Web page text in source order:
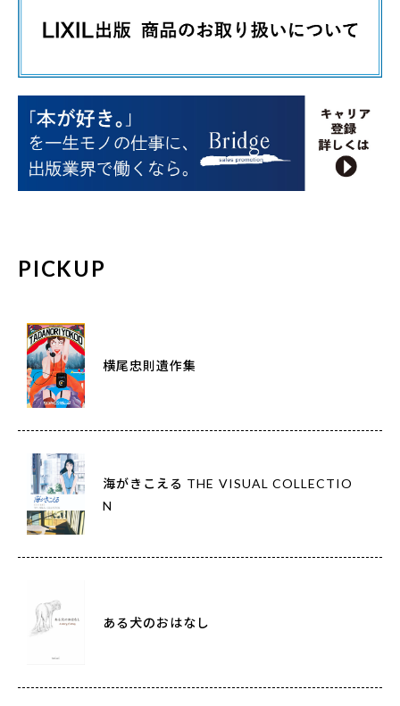
PICKUP
横尾忠則遺作集
海がきこえる THE VISUAL COLLECTIO
N
ある犬のおはなし